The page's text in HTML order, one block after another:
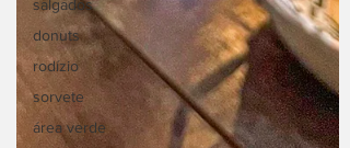
salgados
donuts
rodízio
sorvete
área verde